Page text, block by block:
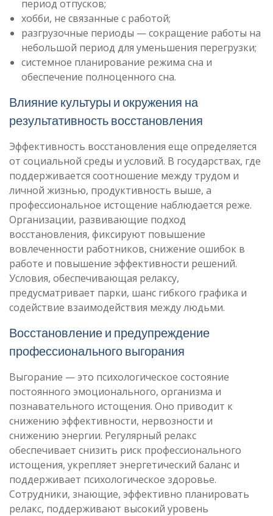
период отпусков;
хобби, не связанные с работой;
разгрузочные периоды — сокращение работы на
небольшой период для уменьшения перегрузки;
системное планирование режима сна и
обеспечение полноценного сна.
Влияние культуры и окружения на
результативность восстановления
Эффективность восстановления еще определяется
от социальной среды и условий. В государствах, где
поддерживается соотношение между трудом и
личной жизнью, продуктивность выше, а
профессиональное истощение наблюдается реже.
Организации, развивающие подход
восстановления, фиксируют повышение
вовлеченности работников, снижение ошибок в
работе и повышение эффективности решений.
Условия, обеспечивающая релаксу,
предусматривает парки, шанс гибкого графика и
содействие взаимодействия между людьми.
Восстановление и предупреждение
профессионального выгорания
Выгорание — это психологическое состояние
постоянного эмоционального, организма и
познавательного истощения. Оно приводит к
снижению эффективности, нервозности и
снижению энергии. Регулярный релакс
обеспечивает снизить риск профессионального
истощения, укрепляет энергетический баланс и
поддерживает психологическое здоровье.
Сотрудники, знающие, эффективно планировать
релакс, поддерживают высокий уровень